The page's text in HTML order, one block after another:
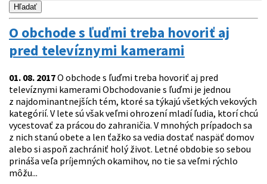
O obchode s ľuďmi treba hovoriť aj
pred televíznymi kamerami
01. 08. 2017O obchode s ľuďmi treba hovoriť aj pred
televíznymi kamerami Obchodovanie s ľuďmi je jednou
z najdominantnejších tém, ktoré sa týkajú všetkých vekových
kategórií. V lete sú však veľmi ohrození mladí ľudia, ktorí chcú
vycestovať za prácou do zahraničia. V mnohých prípadoch sa
z nich stanú obete a len ťažko sa vedia dostať naspäť domov
alebo si aspoň zachrániť holý život. Letné obdobie so sebou
prináša veľa príjemných okamihov, no tie sa veľmi rýchlo
môžu...